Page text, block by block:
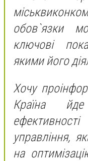
обов`язки
ключові
якими його
Хочу
Країна
управління,
на